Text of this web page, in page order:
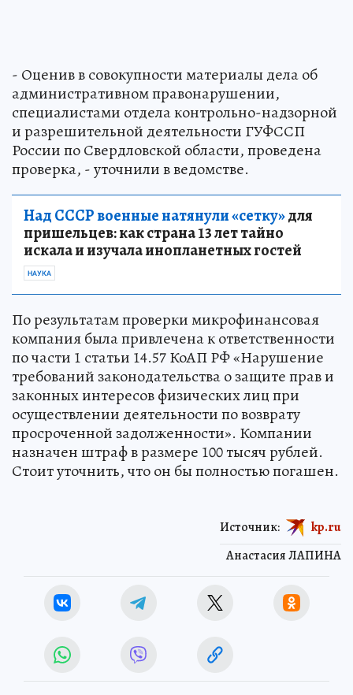
- Оценив в совокупности материалы дела об
административном правонарушении,
специалистами отдела контрольно-надзорной
и разрешительной деятельности ГУФССП
России по Свердловской области, проведена
проверка, - уточнили в ведомстве.
Над СССР военные натянули «сетку»для
пришельцев: как страна 13 лет тайно
искала и изучала инопланетных гостей
НАУКА
По результатам проверки микрофинансовая
компания была привлечена к ответственности
по части 1 статьи 14.57 КоАП РФ «Нарушение
требований законодательства о защите прав и
законных интересов физических лиц при
осуществлении деятельности по возврату
просроченной задолженности». Компании
назначен штраф в размере 100 тысяч рублей.
Стоит уточнить, что он бы полностью погашен.
Анастасия ЛАПИНА
Источник: kp.ru